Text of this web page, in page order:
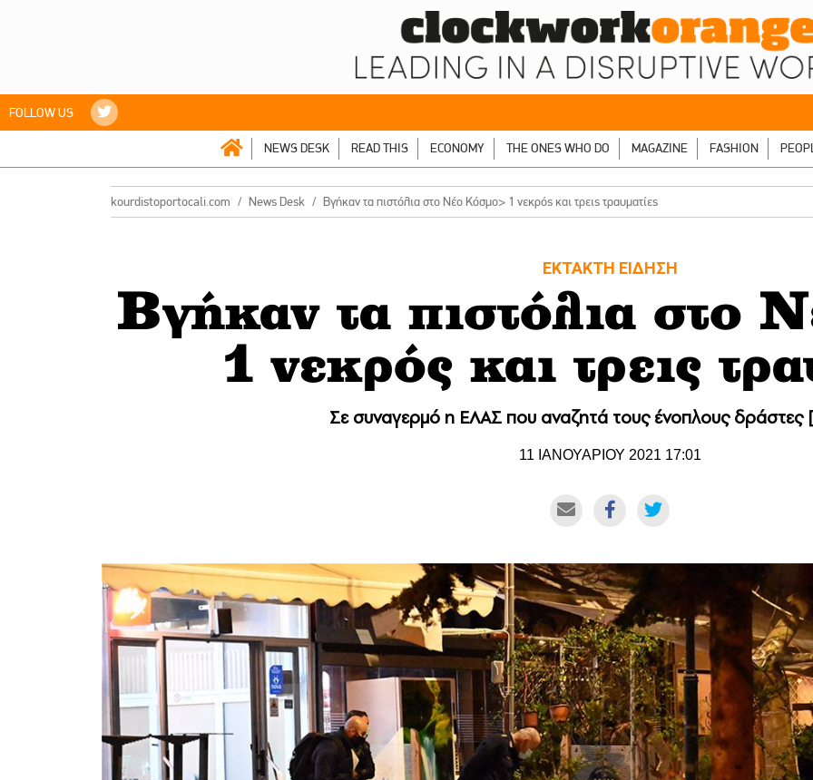
FOLLOW US
NEWS DESK READ THIS ECONOMY THE ONES WHO DO MAGAZINE FASHION
kourdistoportocali.com News Desk Βγήκαν τα πιστόλια στο Νέο Κόσμο> 1 νεκρός και τρεις τραυματίες
ΕΚΤΑΚΤΗ ΕΙΔΗΣΗ
Βγήκαν τα πιστόλια στο
1 νεκρός και τρεις
Σε συναγερμό η ΕΛΑΣ που αναζητά τους ένοπλους
11 ΙΑΝΟΥΑΡΙΟΥ 2021 17:01